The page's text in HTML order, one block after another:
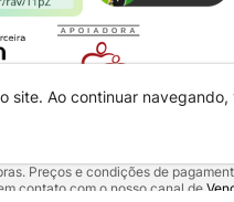
Preços e condições de
contato com o nosso canal de
Ao continuar